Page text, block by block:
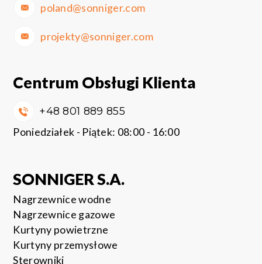
poland@sonniger.com
projekty@sonniger.com
SONNIGER S.A.
Nagrzewnice wodne
Nagrzewnice gazowe
Kurtyny powietrzne
Kurtyny przemysłowe
Sterowniki
Centrum Obsługi Klienta
+48 801 889 855
Poniedziałek - Piątek: 08:00 - 16:00